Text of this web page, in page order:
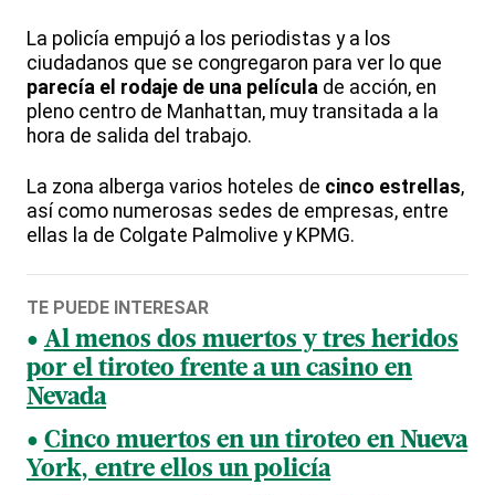
La policía empujó a los periodistas y a los
ciudadanos que se congregaron para ver lo que
parecía el rodaje de una película de acción, en
pleno centro de Manhattan, muy transitada a la
hora de salida del trabajo.
La zona alberga varios hoteles de cinco estrellas,
así como numerosas sedes de empresas, entre
ellas la de Colgate Palmolive y KPMG.
TE PUEDE INTERESAR
Al menos dos muertos y tres heridos
por el tiroteo frente a un casino en
Nevada
Cinco muertos en un tiroteo en Nueva
York, entre ellos un policía